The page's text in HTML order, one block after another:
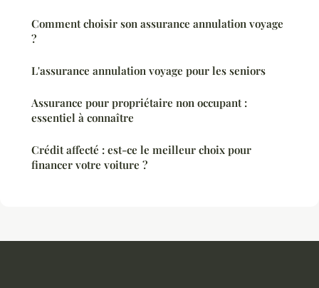
Comment choisir son assurance annulation voyage
?
L'assurance annulation voyage pour les seniors
Assurance pour propriétaire non occupant :
essentiel à connaître
Crédit affecté : est-ce le meilleur choix pour
financer votre voiture ?